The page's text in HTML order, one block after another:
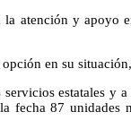
la atención y apoyo
en su
estatales y
fecha 87 unidades